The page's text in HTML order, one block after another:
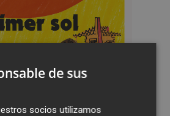
de sus
socios utilizamos